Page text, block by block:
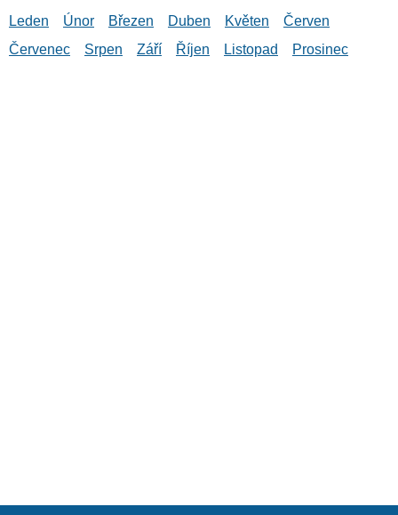
Leden Únor Březen Duben Květen
Červen
Červenec
Srpen Září Říjen Listopad Prosinec